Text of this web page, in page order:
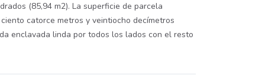
(85,94 m2). La superficie de parcela
catorce metros y veintiocho decímetros
enclavada linda por todos los lados con el resto